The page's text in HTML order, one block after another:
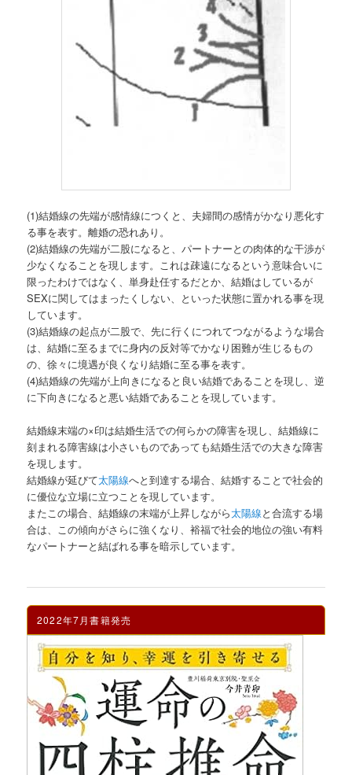
(1)結婚線の先端が感情線につくと、夫婦間の感情がかなり悪化す
る事を表す。離婚の恐れあり。
(2)結婚線の先端が二股になると、パートナーとの肉体的な干渉が
少なくなることを現します。これは疎遠になるという意味合いに
限ったわけではなく、単身赴任するだとか、結婚はしているが
SEXに関してはまったくしない、といった状態に置かれる事を現
しています。
(3)結婚線の起点が二股で、先に行くにつれてつながるような場合
は、結婚に至るまでに身内の反対等でかなり困難が生じるもの
の、徐々に境遇が良くなり結婚に至る事を表す。
(4)結婚線の先端が上向きになると良い結婚であることを現し、逆
に下向きになると悪い結婚であることを現しています。
結婚線末端の×印は結婚生活での何らかの障害を現し、結婚線に
刻まれる障害線は小さいものであっても結婚生活での大きな障害
を現します。
結婚線が延びて太陽線へと到達する場合、結婚することで社会的
に優位な立場に立つことを現しています。
またこの場合、結婚線の末端が上昇しながら太陽線と合流する場
合は、この傾向がさらに強くなり、裕福で社会的地位の強い有料
なパートナーと結ばれる事を暗示しています。
2022年7月書籍発売